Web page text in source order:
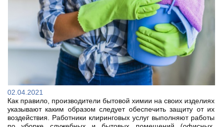
02.04.2021
Как правило, производители бытовой химии на своих изделиях
указывают каким образом следует обеспечить защиту от их
воздействия. Работники клиринговых услуг выполняют работы